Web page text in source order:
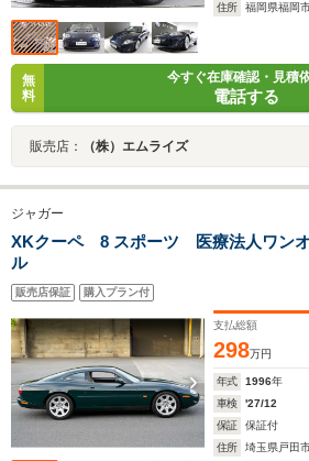
住所
福岡県福岡
無
料
今すぐ在庫確認・見積
電話する
販売店： （株）エムライズ
ジャガー
XKクーペ 8 スポーツ 医療法人ワンオ
ル
販売店保証 購入プラン付
支払総額
298万円
年式 1996年
車検
'27/12
保証
保証付
住所
埼玉県戸田